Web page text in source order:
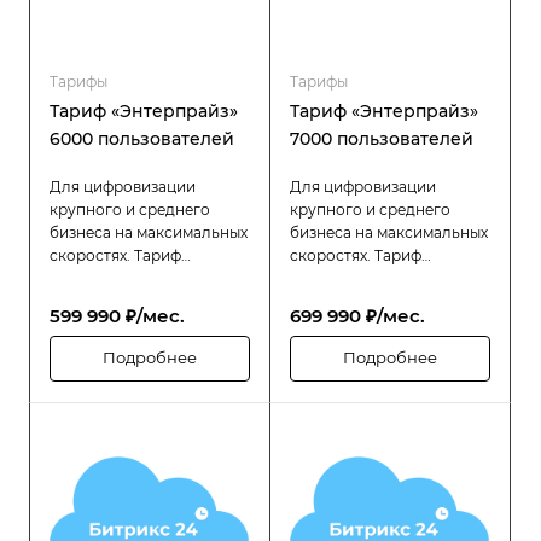
Тарифы
Тариф «Энтерпрайз»
6000 пользователей
Для цифровизации
крупного и среднего
бизнеса на максимальных
скоростях. Тариф
для компаний с большой
сотрудников (до 6000
надёжность и гибкость в
управлении
распределённой
структурой.
599 990 ₽/мес.
Подробнее
Тарифы
Тариф «Энтерпрайз»
7000 пользователей
Для цифровизации
крупного и среднего
бизнеса на максимальных
скоростях. Тариф
для компаний с большой
сотрудников (до 7000
надёжность и гибкость в
управлении
распределённой
структурой.
699 990 ₽/мес.
Подробнее